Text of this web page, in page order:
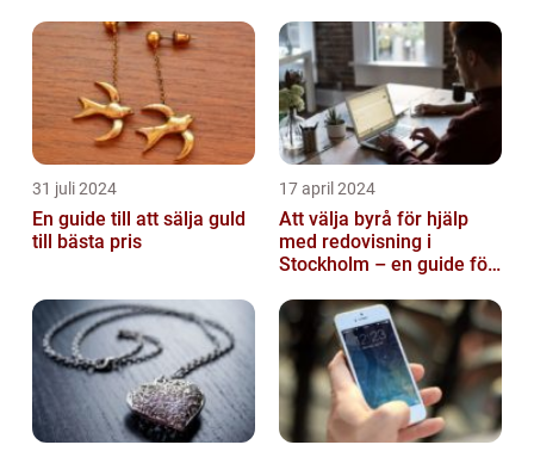
31 juli 2024
En guide till att sälja guld
till bästa pris
17 april 2024
Att välja byrå för hjälp
med redovisning i
Stockholm – en guide för